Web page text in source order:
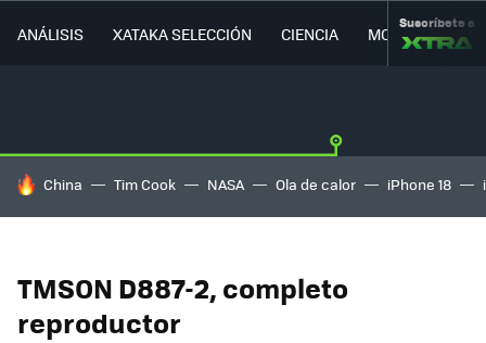
ANÁLISIS XATAKA SELECCIÓN CIENCIA MOVILIDAD
Suscríbete a
HOY SE HABLA DE
China Tim Cook NASA Ola de calor iPhone 18
TMSON D887-2, completo
reproductor